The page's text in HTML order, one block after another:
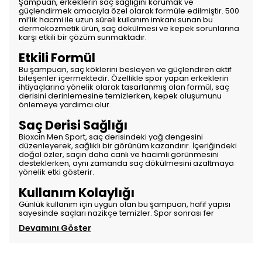
güçlendirmek amacıyla özel olarak formüle edilmiştir. 500
ml’lik hacmi ile uzun süreli kullanım imkanı sunan bu
dermokozmetik ürün, saç dökülmesi ve kepek sorunlarına
karşı etkili bir çözüm sunmaktadır.
Etkili Formül
Bu şampuan, saç köklerini besleyen ve güçlendiren aktif
bileşenler içermektedir. Özellikle spor yapan erkeklerin
ihtiyaçlarına yönelik olarak tasarlanmış olan formül, saç
derisini derinlemesine temizlerken, kepek oluşumunu
önlemeye yardımcı olur.
Saç Derisi Sağlığı
Bioxcin Men Sport, saç derisindeki yağ dengesini
düzenleyerek, sağlıklı bir görünüm kazandırır. İçeriğindeki
doğal özler, saçın daha canlı ve hacimli görünmesini
desteklerken, aynı zamanda saç dökülmesini azaltmaya
yönelik etki gösterir.
Kullanım Kolaylığı
Günlük kullanım için uygun olan bu şampuan, hafif yapısı
sayesinde saçları nazikçe temizler. Spor sonrası fer
Devamını Göster